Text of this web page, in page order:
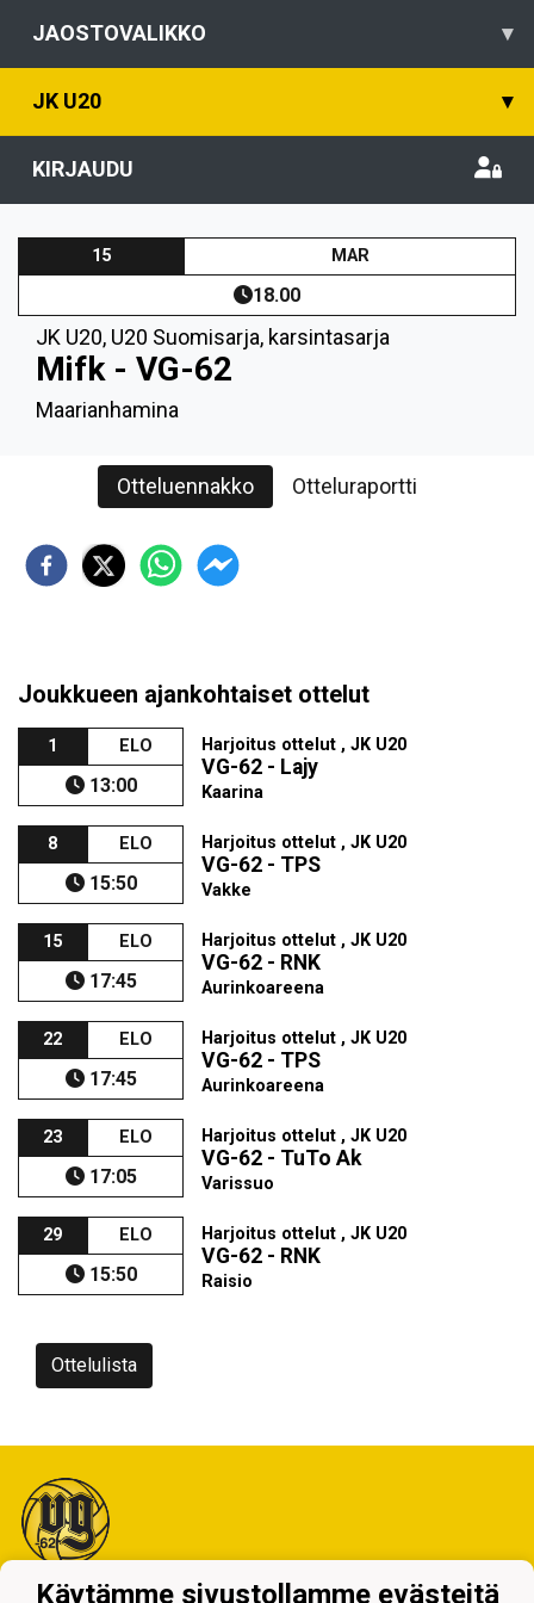
JAOSTOVALIKKO ▾
JK U20 ▾
KIRJAUDU
15 MAR
18.00
JK U20, U20 Suomisarja, karsintasarja
Mifk - VG-62
Maarianhamina
Otteluennakko Otteluraportti
Joukkueen ajankohtaiset ottelut
1 ELO
13:00
Harjoitus ottelut , JK U20
VG-62 - Lajy
Kaarina
8 ELO
15:50
Harjoitus ottelut , JK U20
VG-62 - TPS
Vakke
15 ELO
17:45
Harjoitus ottelut , JK U20
VG-62 - RNK
Aurinkoareena
22 ELO
17:45
Harjoitus ottelut , JK U20
VG-62 - TPS
Aurinkoareena
23 ELO
17:05
Harjoitus ottelut , JK U20
VG-62 - TuTo Ak
Varissuo
29 ELO
15:50
Harjoitus ottelut , JK U20
VG-62 - RNK
Raisio
Ottelulista
Käytämme sivustollamme evästeitä